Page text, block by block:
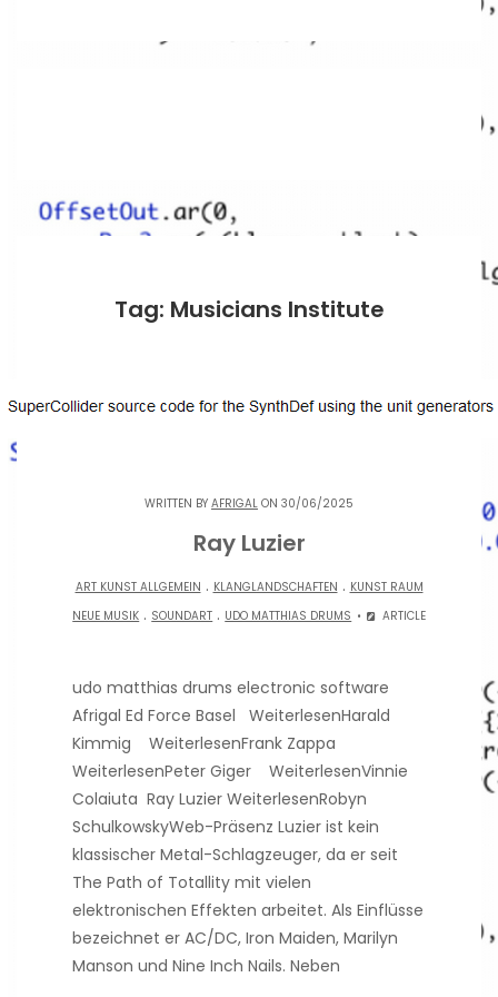
Tag: Musicians Institute
WRITTEN BY AFRIGAL ON 30/06/2025
Ray Luzier
ART KUNST ALLGEMEIN . KLANGLANDSCHAFTEN . KUNST RAUM
NEUE MUSIK . SOUNDART . UDO MATTHIAS DRUMS ARTICLE
udo matthias drums electronic software
Afrigal Ed Force Basel WeiterlesenHarald
Kimmig WeiterlesenFrank Zappa
WeiterlesenPeter Giger WeiterlesenVinnie
Colaiuta Ray Luzier WeiterlesenRobyn
SchulkowskyWeb-Präsenz Luzier ist kein
klassischer Metal-Schlagzeuger, da er seit
The Path of Totallity mit vielen
elektronischen Effekten arbeitet. Als Einflüsse
bezeichnet er AC/DC, Iron Maiden, Marilyn
Manson und Nine Inch Nails. Neben